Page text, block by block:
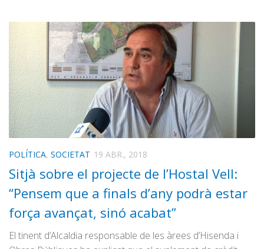
POLÍTICA, SOCIETAT 19 ABR., 2018
Sitjà sobre el projecte de l’Hostal Vell:
“Pensem que a finals d’any podrà estar
força avançat, sinó acabat”
El tinent d’Alcaldia responsable de les àrees d’Hisenda i